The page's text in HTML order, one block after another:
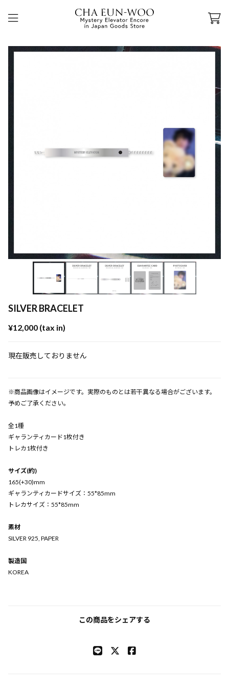
SILVER BRACELET
¥12,000 (tax in)
現在販売しておりません
※商品画像はイメージです。実際のものとは若干異なる場合がございます。
予めご了承ください。
全1種
ギャランティカード1枚付き
トレカ1枚付き
サイズ(約)
165(+30)mm
ギャランティカードサイズ：55*85mm
トレカサイズ：55*85mm
素材
SILVER 925, PAPER
製造国
KOREA
この商品をシェアする